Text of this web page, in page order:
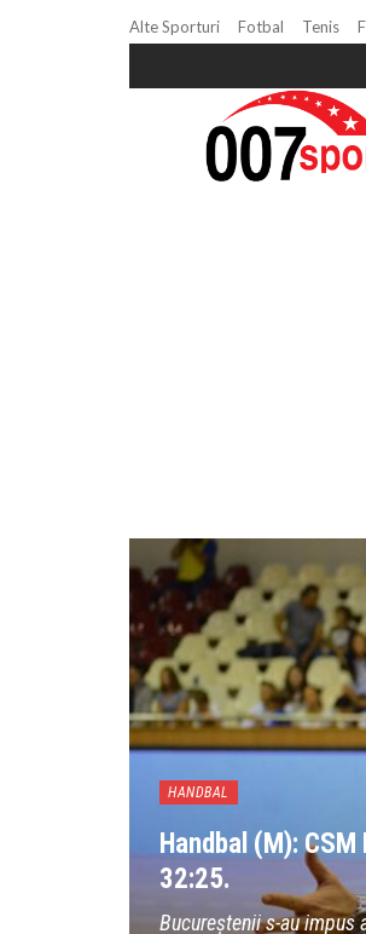
Alte Sporturi Fotbal Tenis
Handbal Handbal
HANDBAL
Handbal (M):
32:25.
Bucureștenii s-au impus